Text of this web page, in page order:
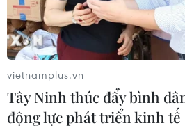
Miền Bắc giảm mưa từ
nay, cuối tuần chuyển nắng
07/08/2026 04:41
vietnamplus.vn
Tây Ninh thúc đẩy bình
động lực phát triển kinh tế